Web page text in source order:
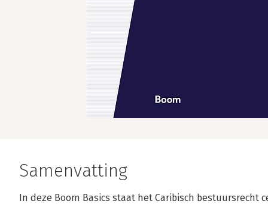
Samenvatting
In deze Boom Basics staat het Caribisch bestuursrecht